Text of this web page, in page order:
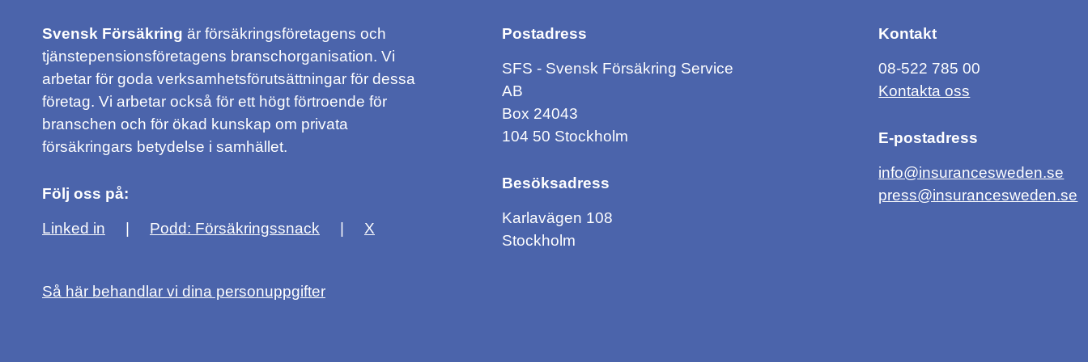
Svensk Försäkring är försäkringsföretagens och
tjänstepensionsföretagens branschorganisation. Vi
arbetar för goda verksamhetsförutsättningar för dessa
företag. Vi arbetar också för ett högt förtroende för
branschen och för ökad kunskap om privata
försäkringars betydelse i samhället.
Följ oss på:
Linked in Podd: Försäkringssnack X
Postadress
SFS - Svensk Försäkring Service
AB
Box 24043
104 50 Stockholm
Besöksadress
Karlavägen 108
Stockholm
Kontakt
08-522 785 00
Kontakta oss
E-postadress
info@insurancesweden.se
press@insurancesweden.se
Så här behandlar vi dina personuppgifter